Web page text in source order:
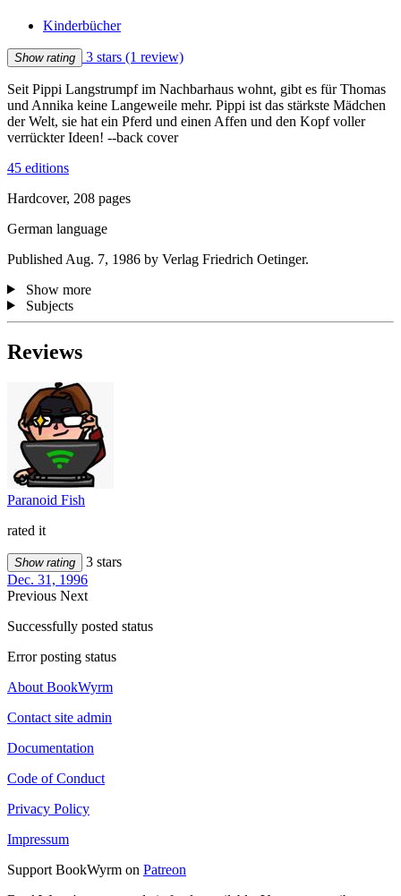
Kinderbücher
Show rating 3 stars (1 review)
Seit Pippi Langstrumpf im Nachbarhaus wohnt, gibt es für Thomas
und Annika keine Langeweile mehr. Pippi ist das stärkste Mädchen
der Welt, sie hat ein Pferd und einen Affen und den Kopf voller
verrückter Ideen! --back cover
45 editions
Hardcover, 208 pages
German language
Published Aug. 7, 1986 by Verlag Friedrich Oetinger.
Show more
Subjects
Reviews
Paranoid Fish
rated it
Show rating
3 stars
Dec. 31, 1996
Previous Next
Successfully posted status
Error posting status
About BookWyrm
Contact site admin
Documentation
Code of Conduct
Privacy Policy
Impressum
Support BookWyrm on Patreon